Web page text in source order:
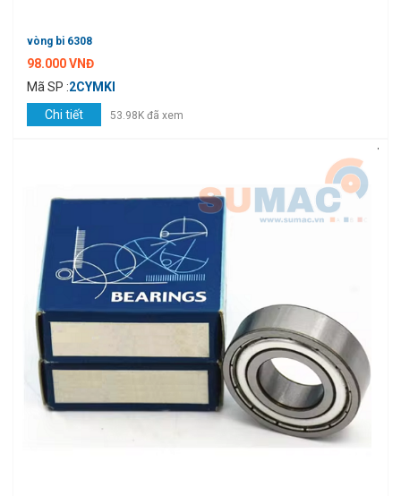
vòng bi 6308
98.000 VNĐ
Mã SP :2CYMKI
Chi tiết
53.98K đã xem